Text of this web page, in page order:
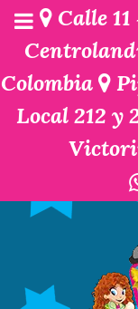
Calle
Colombia
Local 212 y